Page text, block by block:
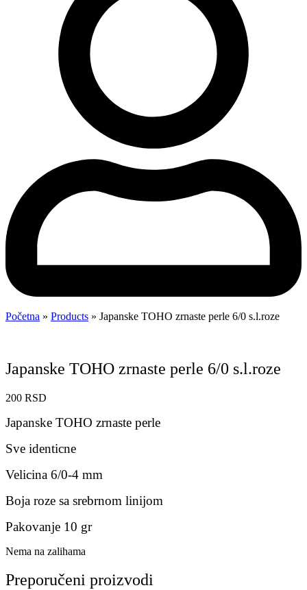
Početna » Products » Japanske TOHO zrnaste perle 6/0 s.l.roze
Japanske TOHO zrnaste perle 6/0 s.l.roze
200 RSD
Japanske TOHO zrnaste perle
Sve identicne
Velicina 6/0-4 mm
Boja roze sa srebrnom linijom
Pakovanje 10 gr
Nema na zalihama
Preporučeni proizvodi